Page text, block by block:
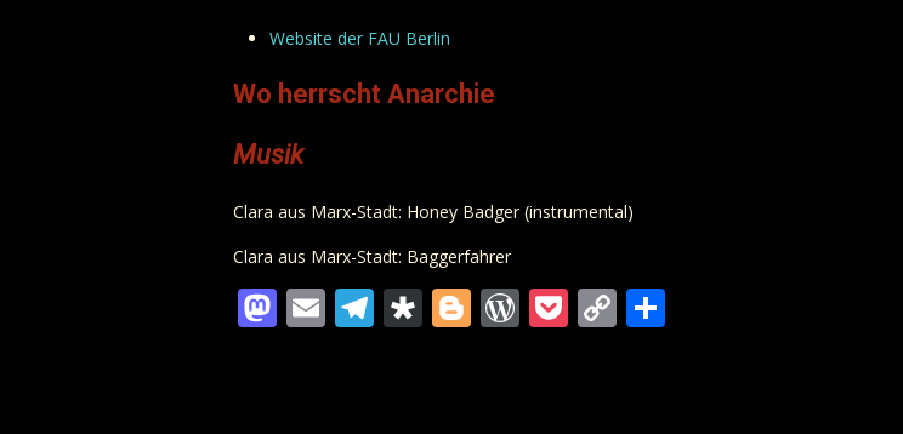
Website der FAU Berlin
Wo herrscht Anarchie
Musik
Clara aus Marx-Stadt: Honey Badger (instrumental)
Clara aus Marx-Stadt: Baggerfahrer
Mastodon
EmailTelegram
Diaspora
Blogger
WordPress
Pocket
Copy